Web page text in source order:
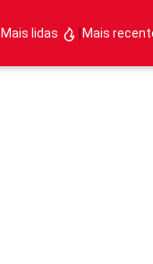
Mais lidas |Mais